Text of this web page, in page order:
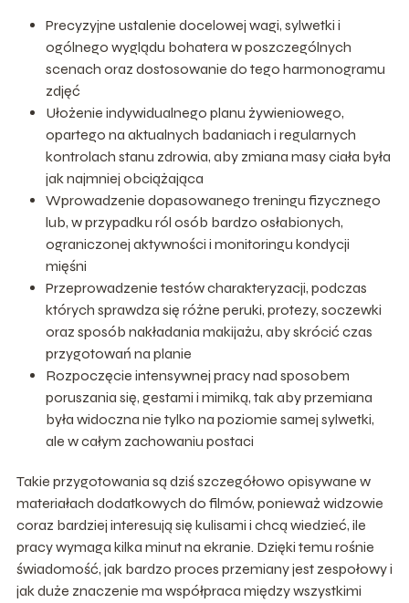
Precyzyjne ustalenie docelowej wagi, sylwetki i
ogólnego wyglądu bohatera w poszczególnych
scenach oraz dostosowanie do tego harmonogramu
zdjęć
Ułożenie indywidualnego planu żywieniowego,
opartego na aktualnych badaniach i regularnych
kontrolach stanu zdrowia, aby zmiana masy ciała była
jak najmniej obciążająca
Wprowadzenie dopasowanego treningu fizycznego
lub, w przypadku ról osób bardzo osłabionych,
ograniczonej aktywności i monitoringu kondycji
mięśni
Przeprowadzenie testów charakteryzacji, podczas
których sprawdza się różne peruki, protezy, soczewki
oraz sposób nakładania makijażu, aby skrócić czas
przygotowań na planie
Rozpoczęcie intensywnej pracy nad sposobem
poruszania się, gestami i mimiką, tak aby przemiana
była widoczna nie tylko na poziomie samej sylwetki,
ale w całym zachowaniu postaci
Takie przygotowania są dziś szczegółowo opisywane w
materiałach dodatkowych do filmów, ponieważ widzowie
coraz bardziej interesują się kulisami i chcą wiedzieć, ile
pracy wymaga kilka minut na ekranie. Dzięki temu rośnie
świadomość, jak bardzo proces przemiany jest zespołowy i
jak duże znaczenie ma współpraca między wszystkimi